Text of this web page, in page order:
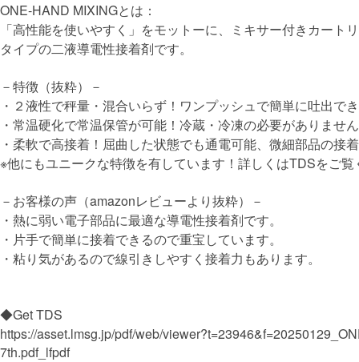
ONE-HAND MIXINGとは：
「高性能を使いやすく」をモットーに、ミキサー付きカート
タイプの二液導電性接着剤です。
－特徴（抜粋）－
・２液性で秤量・混合いらず！ワンプッシュで簡単に吐出で
・常温硬化で常温保管が可能！冷蔵・冷凍の必要がありませ
・柔軟で高接着！屈曲した状態でも通電可能、微細部品の接
※他にもユニークな特徴を有しています！詳しくはTDSをご覧
－お客様の声（amazonレビューより抜粋）－
・熱に弱い電子部品に最適な導電性接着剤です。
・片手で簡単に接着できるので重宝しています。
・粘り気があるので線引きしやすく接着力もあります。
◆Get TDS
https://asset.lmsg.jp/pdf/web/
7th.pdf_lfpdf